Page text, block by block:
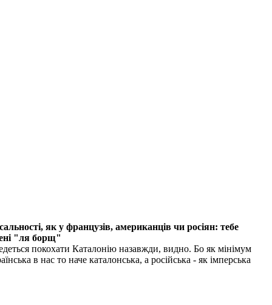
як у французів, американців чи росіян: тебе
"ля борщ"
покохати Каталонію назавжди, видно. Бо як мінімум
в нас то наче каталонська, а російська - як імперська